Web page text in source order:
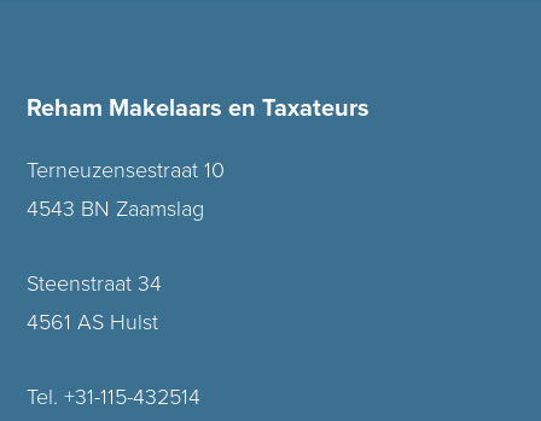
Reham Makelaars en Taxateurs
Terneuzensestraat 10
4543 BN Zaamslag
Steenstraat 34
4561 AS Hulst
Tel. +31-115-432514